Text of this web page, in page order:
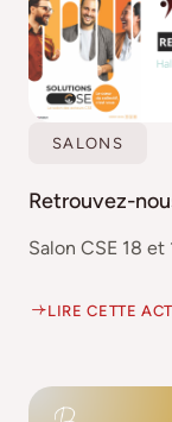
SALONS
Retrouvez-
Salon CSE 18 et
LIRE CETTE